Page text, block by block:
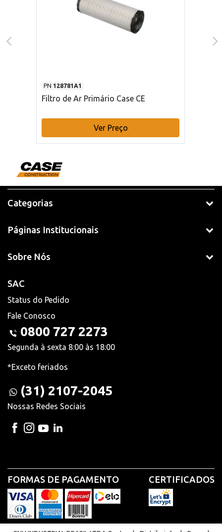
PN 128781A1
Filtro de Ar Primário Case CE
Ver Preço
Categorias
Páginas Institucionais
Sobre Nós
SAC
Status do Pedido
Fale Conosco
0800 727 2273
Segunda à sexta 8:00 às 18:00
*Exceto feriados
(31) 2107-2045
Nossas Redes Sociais
FORMAS DE PAGAMENTO CERTIFICADOS